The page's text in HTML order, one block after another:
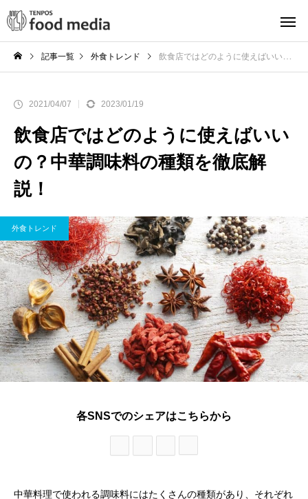
記事一覧 外食トレンド 飲食店ではどのように使えばいいの？中華調味料の種類を徹底解説！
2021/04/07 2023/01/19
飲食店ではどのように使えばいい
の？中華調味料の種類を徹底解
説！
外食トレンド
各SNSでのシェアはこちらから
中華料理で使われる調味料にはたくさんの種類があり、それぞれ